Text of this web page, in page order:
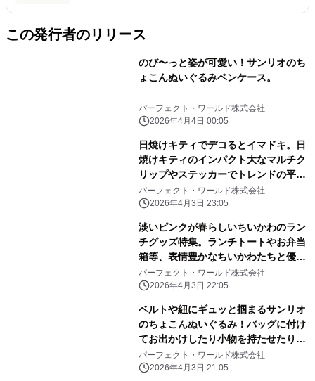
この発行者のリリース
のび〜っと姿が可愛い！サンリオのち
ょこんぬいぐるみペンケース。
パーフェクト・ワールド株式会社
2026年4月4日 00:05
日焼けキティでデコるとイマドキ。日
焼けキティのインパクト大なマルチク
リップやステッカーでトレンドの平成
レトロ感ばっちりです。
パーフェクト・ワールド株式会社
2026年4月3日 23:05
淡いピンクが春らしいちいかわのラン
チグッズ特集。ランチトートやお弁当
箱等、表情豊かなちいかわたちと優し
いピンク色に心和む
パーフェクト・ワールド株式会社
2026年4月3日 22:05
ベルトや紐にギュッと掴まるサンリオ
のちょこんぬいぐるみ！バッグに付け
てお出かけしたり小物を持たせたりと
自由に楽しめる！
パーフェクト・ワールド株式会社
2026年4月3日 21:05